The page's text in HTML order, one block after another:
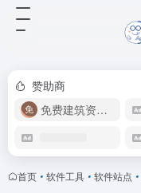
赞助商
免费建筑资源库
首页 • 软件工具 • 软件站点 •